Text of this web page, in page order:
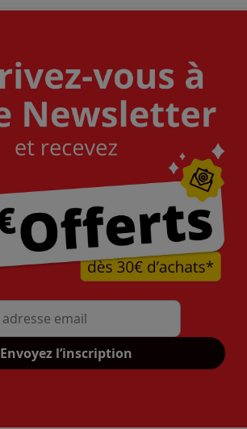
Mon adresse mail
Envoyez l’inscription